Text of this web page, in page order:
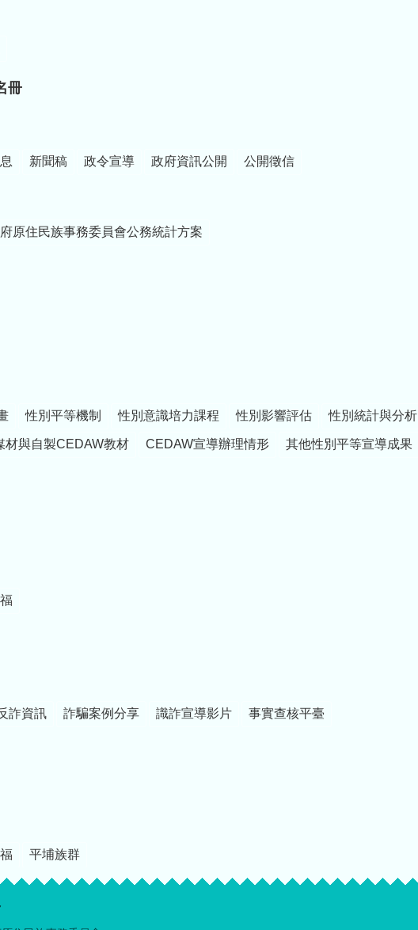
冊
新聞稿 政令宣導 政府資訊公開 公開徵信
原住民族事務委員會公務統計方案
性別平等機制 性別意識培力課程 性別影響評估 性別統計與分析
材與自製CEDAW教材 CEDAW宣導辦理情形 其他性別平等宣導成果
詐資訊 詐騙案例分享 識詐宣導影片 事實查核平臺
平埔族群